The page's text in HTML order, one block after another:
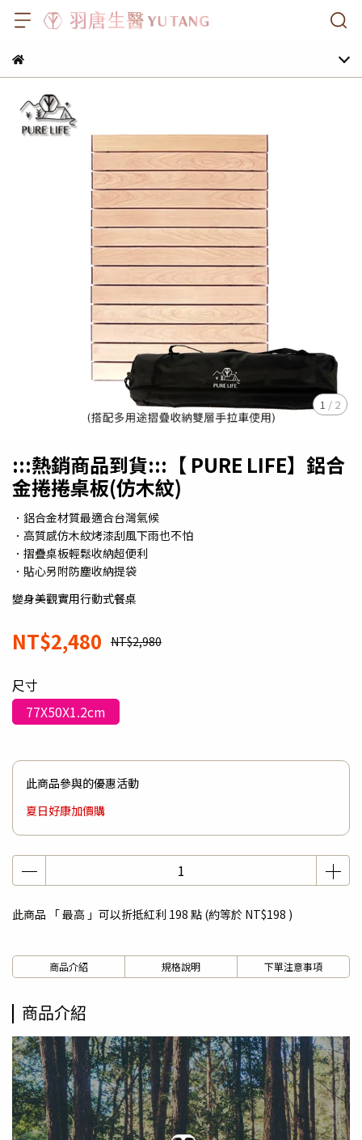
1 / 2
:::熱銷商品到貨:::【 PURE LIFE】鋁合
金捲捲桌板(仿木紋)
．鋁合金材質最適合台灣氣候
．高質感仿木紋烤漆刮風下雨也不怕
．摺疊桌板輕鬆收納超便利
．貼心另附防塵收納提袋
變身美觀實用行動式餐桌
NT$2,480 NT$2,980
尺寸
77X50X1.2cm
此商品參與的優惠活動
夏日好康加價購
此商品 「 最高 」可以折抵紅利 198 點 (約等於 NT$198 )
商品介紹 規格說明 下單注意事項
商品介紹